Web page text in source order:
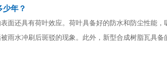
少年？
面还具有荷叶效应。荷叶具备好的防水和防尘性能
雨水冲刷后斑驳的现象。此外，新型合成树脂瓦具备